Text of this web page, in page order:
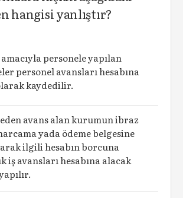
hangisi yanlıştır?
personele yapılan
personel avansları hesabına
kaydedilir.
avans alan kurumun ibraz
yada ödeme belgesine
ilgili hesabın borcuna
iş avansları hesabına alacak